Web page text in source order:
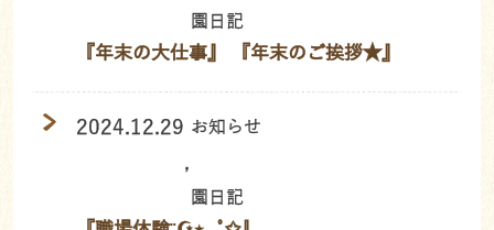
園日記
『年末の大仕事』 『年末のご挨拶★』
2024.12.29 お知らせ
,
園日記